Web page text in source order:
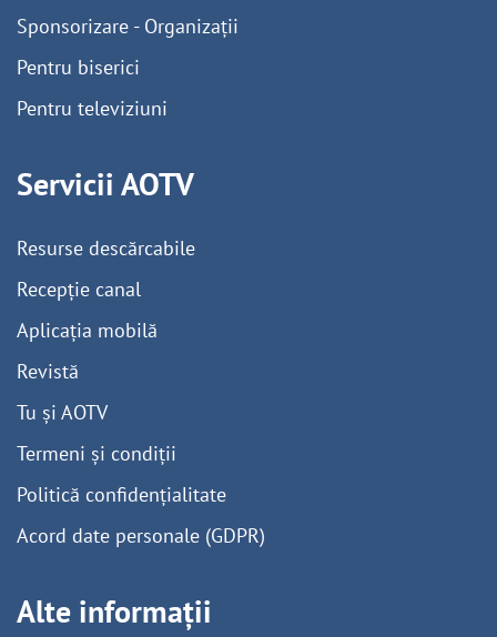
Sponsorizare - Organizații
Pentru biserici
Pentru televiziuni
Servicii AOTV
Resurse descărcabile
Recepție canal
Aplicația mobilă
Revistă
Tu și AOTV
Termeni și condiții
Politică confidențialitate
Acord date personale (GDPR)
Alte informații